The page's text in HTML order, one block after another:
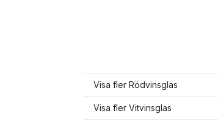
Visa fler Rödvinsglas
Visa fler Vitvinsglas